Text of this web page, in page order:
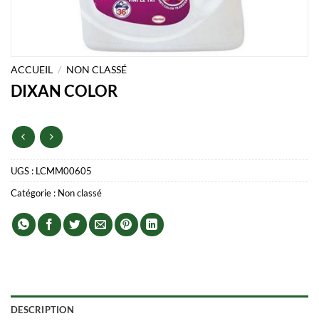
ACCUEIL / NON CLASSÉ
DIXAN COLOR
UGS : LCMM00605
Catégorie : Non classé
DESCRIPTION